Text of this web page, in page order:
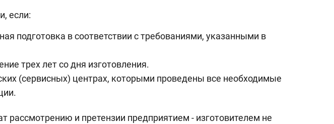
если:
подготовка в соответствии с требованиями, указанными в
трех лет со дня изготовления.
(сервисных) центрах, которыми проведены все необходимые
и претензии предприятием - изготовителем не